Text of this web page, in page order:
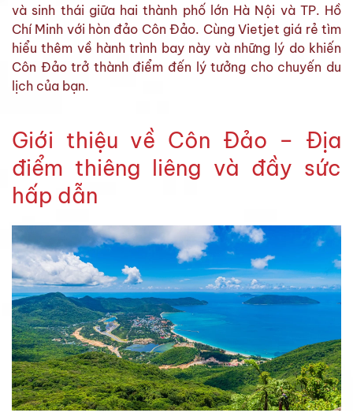
và sinh thái giữa hai thành phố lớn Hà Nội và TP. Hồ
Chí Minh với hòn đảo Côn Đảo. Cùng Vietjet giá rẻ tìm
hiểu thêm về hành trình bay này và những lý do khiến
Côn Đảo trở thành điểm đến lý tưởng cho chuyến du
lịch của bạn.
Giới thiệu về Côn Đảo – Địa
điểm thiêng liêng và đầy sức
hấp dẫn